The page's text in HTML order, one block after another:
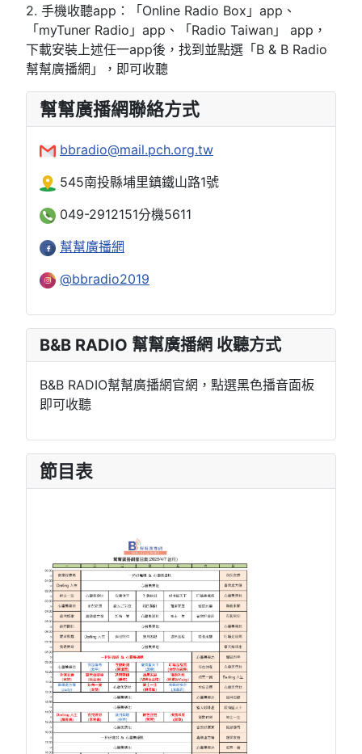
2. 手機收聽app：「Online Radio Box」app、
「myTuner Radio」app、「Radio Taiwan」 app，
下載安裝上述任一app後，找到並點選「B & B Radio
幫幫廣播網」，即可收聽
幫幫廣播網聯絡方式
bbradio@mail.pch.org.tw
545南投縣埔里鎮鐵山路1號
049-2912151分機5611
幫幫廣播網
@bbradio2019
B&B RADIO 幫幫廣播網 收聽方式
B&B RADIO幫幫廣播網官網，點選黑色播音面板
即可收聽
節目表